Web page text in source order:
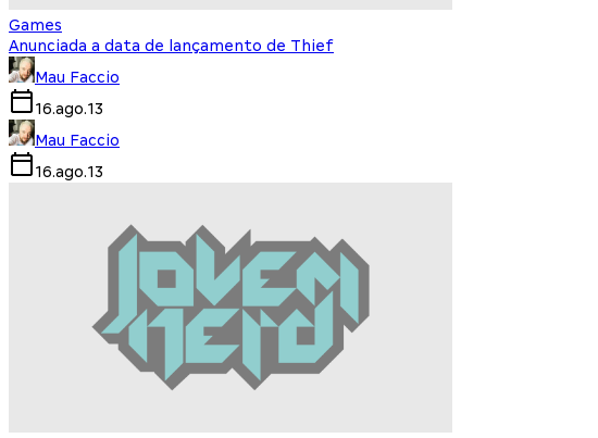
Games
Anunciada a data de lançamento de Thief
Mau Faccio
16.ago.13
Mau Faccio
16.ago.13